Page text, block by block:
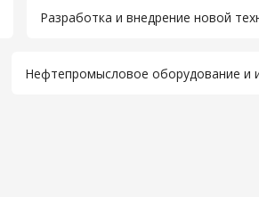
Разработка и внедрение новой
Нефтепромысловое оборудование и